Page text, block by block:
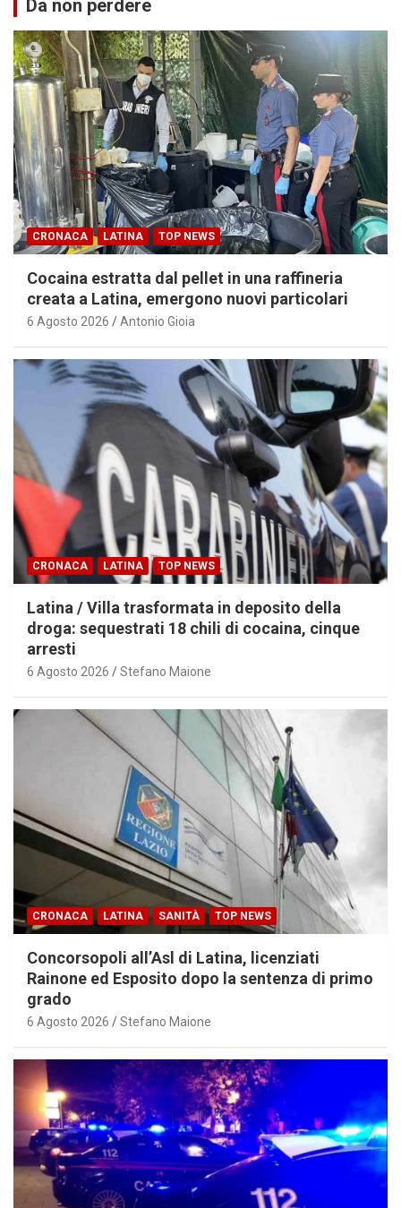
Da non perdere
CRONACA LATINA TOP NEWS
Cocaina estratta dal pellet in una raffineria
creata a Latina, emergono nuovi particolari
6 Agosto 2026 Antonio Gioia
CRONACA LATINA TOP NEWS
Latina / Villa trasformata in deposito della
droga: sequestrati 18 chili di cocaina, cinque
arresti
6 Agosto 2026 Stefano Maione
CRONACA LATINA SANITÀ TOP NEWS
Concorsopoli all’Asl di Latina, licenziati
Rainone ed Esposito dopo la sentenza di primo
grado
6 Agosto 2026 Stefano Maione